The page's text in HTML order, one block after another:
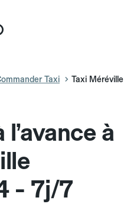
Taxi Taxi Méréville
l’avance à
- 7j/7